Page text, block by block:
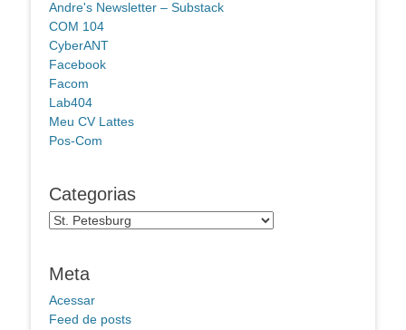
Andre's Newsletter – Substack
COM 104
CyberANT
Facebook
Facom
Lab404
Meu CV Lattes
Pos-Com
Categorias
Categorias
Meta
Acessar
Feed de posts